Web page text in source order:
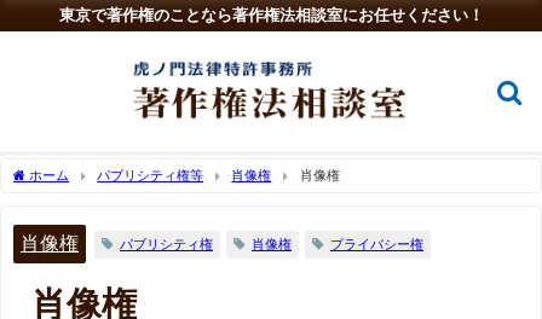
東京で著作権のことなら著作権法相談室にお任せください！
ホーム パブリシティ権等 肖像権 肖像権
肖像権 パブリシティ権 肖像権 プライバシー権
肖像権